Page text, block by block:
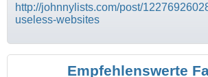
http://johnnylists.com/post/
useless-websites
Empfehlenswerte